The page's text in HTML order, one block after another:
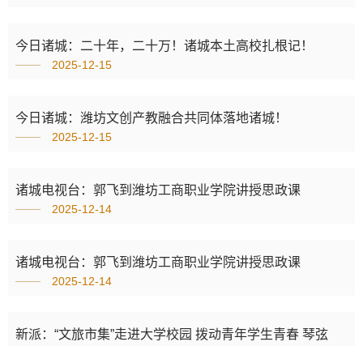
今日诸城：二十年，二十万！诸城本土高校扎根记！
2025-12-15
今日诸城：潍坊文创产教融合共同体落地诸城！
2025-12-15
诸城电视台：郭飞到潍坊工商职业学院讲授思政课
2025-12-14
诸城电视台：郭飞到潍坊工商职业学院讲授思政课
2025-12-14
新派：“文旅市集”走进大学校园 拨动青年学生青春 琴弦